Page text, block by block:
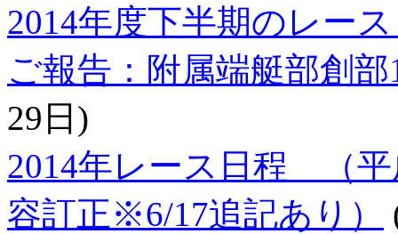
2014年度下半期のレー
ご報告：附属端艇部創
29日)
2014年レース日程 （
容訂正※6/17追記あり）